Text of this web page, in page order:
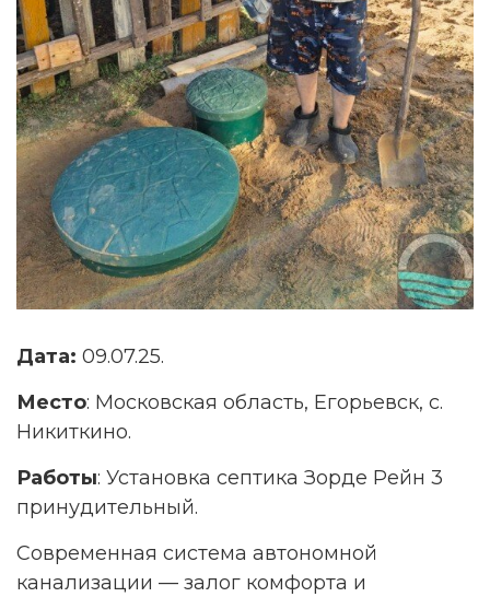
Дата: 09.07.25.
Место: Московская область, Егорьевск, с.
Никиткино.
Работы: Установка септика Зорде Рейн 3
принудительный.
Современная система автономной
канализации — залог комфорта и